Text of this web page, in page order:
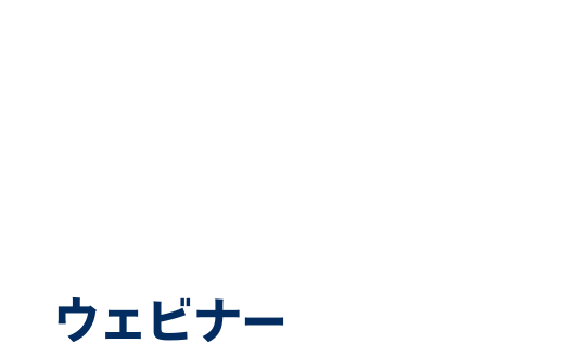
ウェビナー